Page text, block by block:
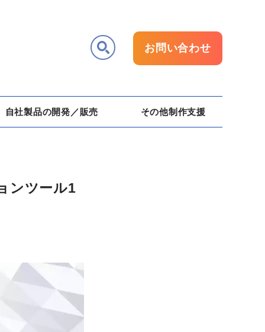
お問い合わせ
自社製品の開発／販売 その他制作支援
ンツール1